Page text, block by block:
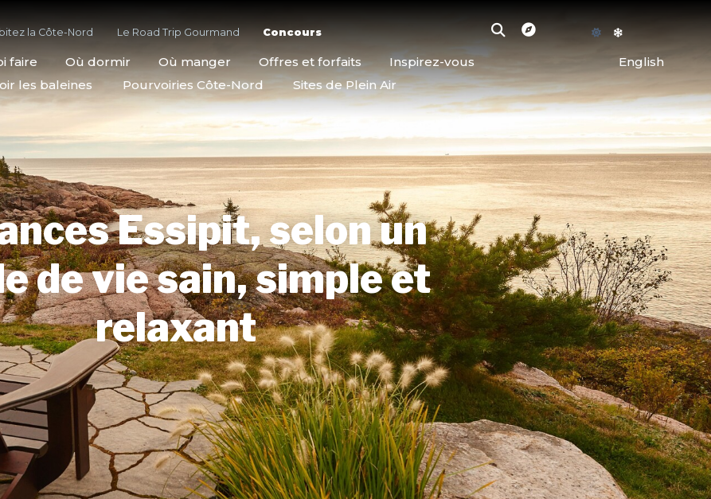
la Côte-Nord Le Road Trip Gourmand Concours
faire Où dormir Où manger Offres et forfaits Inspirez-vous
English
les baleines
Pourvoiries Côte-Nord Sites de Plein Air
Essipit, selon un
de vie sain, simple et
relaxant